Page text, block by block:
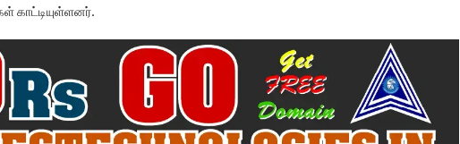
காட்டியுள்ளனர்.